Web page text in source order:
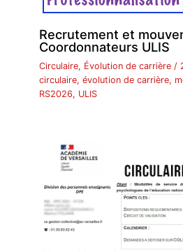
Recrutement et
Coordonnateurs ULIS
Circulaire, Évolution de carrière /
circulaire,évolution de carrière,
RS2026, ULIS